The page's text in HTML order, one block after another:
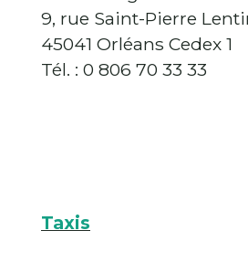
9, rue Saint-Pierre
45041 Orléans Cedex 1
Tél. : 0 806 70 33 33
Taxis